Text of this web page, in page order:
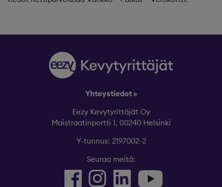
Yhteystiedot »
Eezy Kevytyrittäjät Oy
Maistraatinportti 1, 00240 Helsinki
Y-tunnus: 2197002-2
Seuraa meitä: